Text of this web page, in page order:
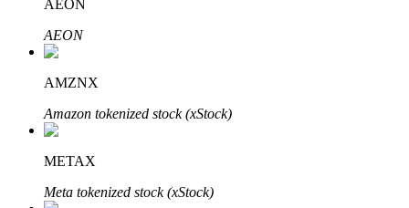
Получите долгосрочную прибыль и гибкие проценты
Изучите стейкинг
AEON
AEON
AMZNX
Amazon tokenized stock (xStock)
METAX
Meta tokenized stock (xStock)